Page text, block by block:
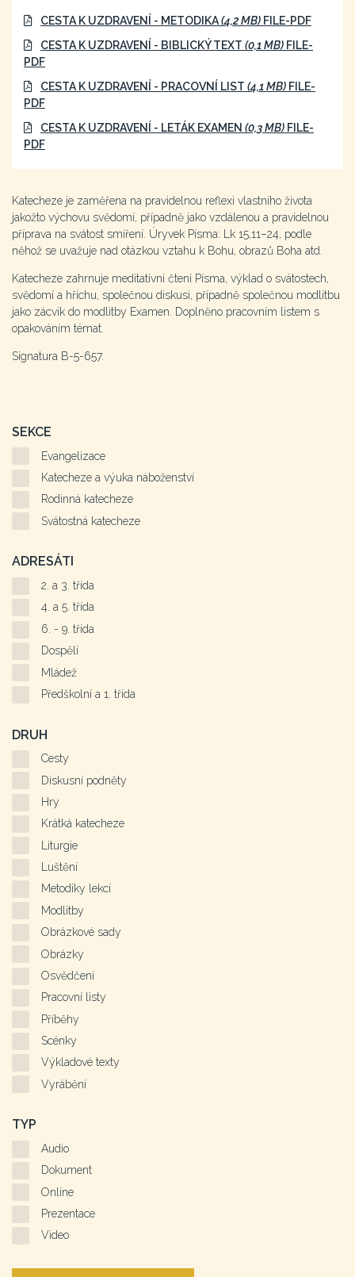
CESTA K UZDRAVENÍ - METODIKA(4,2 MB) FILE-PDF
CESTA K UZDRAVENÍ - BIBLICKÝ TEXT (0,1 MB) FILE-
PDF
CESTA K UZDRAVENÍ - PRACOVNÍ LIST (4,1 MB) FILE-
PDF
CESTA K UZDRAVENÍ - LETÁK EXAMEN (0,3 MB) FILE-
PDF
Katecheze je zaměřena na pravidelnou reflexi vlastního života
jakožto výchovu svědomí, případně jako vzdálenou a pravidelnou
příprava na svátost smíření. Úryvek Písma: Lk 15,11–24, podle
něhož se uvažuje nad otázkou vztahu k Bohu, obrazů Boha atd.
Katecheze zahrnuje meditativní čtení Písma, výklad o svátostech,
svědomí a hříchu, společnou diskusi, případně společnou modlitbu
jako zácvik do modlitby Examen. Doplněno pracovním listem s
opakováním témat.
Signatura B-5-657.
SEKCE
Evangelizace
Katecheze a výuka náboženství
Rodinná katecheze
Svátostná katecheze
ADRESÁTI
2. a 3. třída
4. a 5. třída
6. - 9. třída
Dospělí
Mládež
Předškolní a 1. třída
DRUH
Cesty
Diskusní podněty
Hry
Krátká katecheze
Liturgie
Luštění
Metodiky lekcí
Modlitby
Obrázkové sady
Obrázky
Osvědčení
Pracovní listy
Příběhy
Scénky
Výkladové texty
Vyrábění
TYP
Audio
Dokument
Online
Prezentace
Video